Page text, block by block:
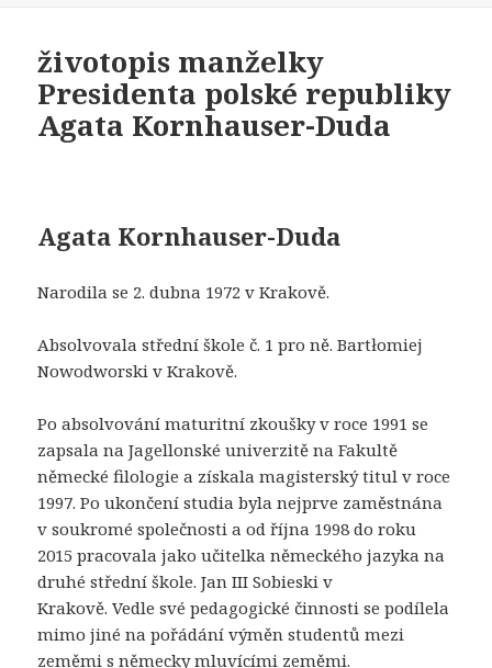
životopis manželky
Presidenta polské republiky
Agata Kornhauser-Duda
Agata Kornhauser-Duda
Narodila se 2. dubna 1972 v Krakově.
Absolvovala střední škole č. 1 pro ně. Bartłomiej
Nowodworski v Krakově.
Po absolvování maturitní zkoušky v roce 1991 se
zapsala na Jagellonské univerzitě na Fakultě
německé filologie a získala magisterský titul v roce
1997. Po ukončení studia byla nejprve zaměstnána
v soukromé společnosti a od října 1998 do roku
2015 pracovala jako učitelka německého jazyka na
druhé střední škole. Jan III Sobieski v
Krakově. Vedle své pedagogické činnosti se podílela
mimo jiné na pořádání výměn studentů mezi
zeměmi s německy mluvícími zeměmi.